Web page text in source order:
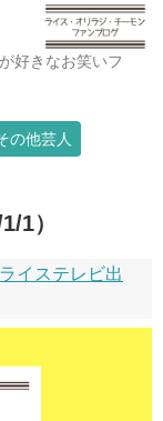
好きなお笑いフ
の他芸人
1）
ライステレビ出